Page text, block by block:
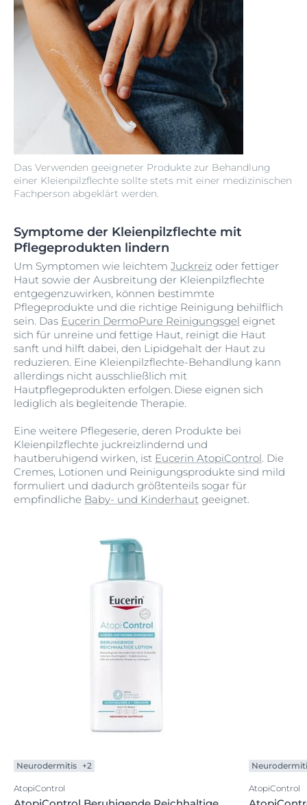
Das Verwenden geeigneter Produkte zur Behandlung
einer Kleienpilzflechte sollte stets mit einer medizinischen
Fachperson abgeklärt werden.
Symptome der Kleienpilzflechte mit
Pflegeprodukten lindern
Um Symptomen wie leichtem Juckreiz oder fettiger
Haut sowie der Ausbreitung der Kleienpilzflechte
entgegenzuwirken, können bestimmte
Pflegeprodukte und die richtige Reinigung behilflich
sein. Das Eucerin DermoPure Reinigungsgel eignet
sich für unreine und fettige Haut, reinigt die Haut
sanft und hilft dabei, den Lipidgehalt der Haut zu
reduzieren. Eine Kleienpilzflechte-Behandlung kann
allerdings nicht ausschließlich mit
Hautpflegeprodukten erfolgen. Diese eignen sich
lediglich als begleitende Therapie.
Eine weitere Pflegeserie, deren Produkte bei
Kleienpilzflechte juckreizlindernd und
hautberuhigend wirken, ist Eucerin AtopiControl. Die
Cremes, Lotionen und Reinigungsprodukte sind mild
formuliert und dadurch größtenteils sogar für
empfindliche Baby- und Kinderhaut geeignet.
Neurodermitis +2
AtopiControl AtopiControl